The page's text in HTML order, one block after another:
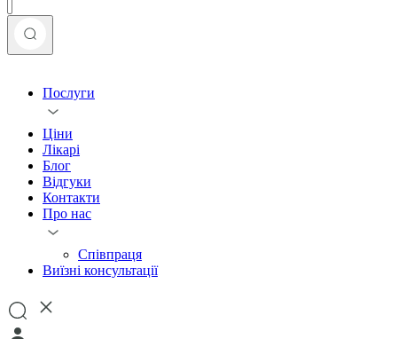
Послуги
Ціни
Лікарі
Блог
Відгуки
Контакти
Про нас
Співпраця
Виїзні консультації